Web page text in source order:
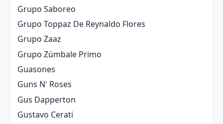
Grupo Saboreo
Grupo Toppaz De Reynaldo Flores
Grupo Zaaz
Grupo Zúmbale Primo
Guasones
Guns N' Roses
Gus Dapperton
Gustavo Cerati